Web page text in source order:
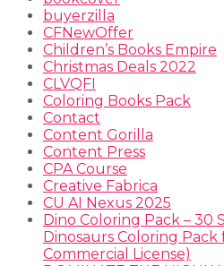
buyerzilla
CFNewOffer
Children’s Books Empire
Christmas Deals 2022
CLVQFI
Coloring Books Pack
Contact
Content Gorilla
Content Press
CPA Course
Creative Fabrica
CU AI Nexus 2025
Dino Coloring Pack – 30
Dinosaurs Coloring Pack
Commercial License)